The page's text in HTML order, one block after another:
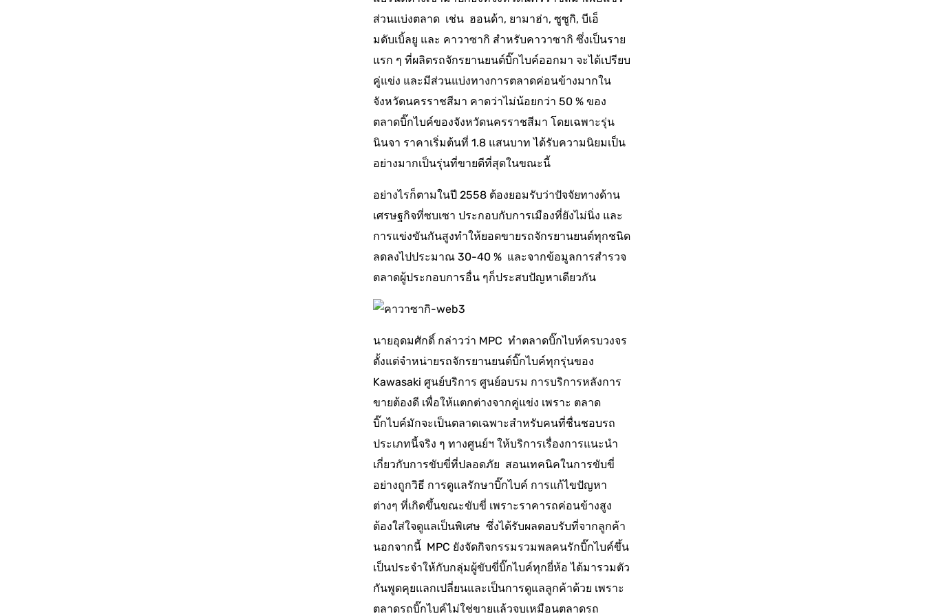
ส่วนแบ่งตลาด เช่น ฮอนด้า, ยามาฮ่า, ซูซูกิ, บีเอ็
มดับเบิ้ลยู และ คาวาซากิ สำหรับคาวาซากิ ซึ่งเป็นราย
แรก ๆ ที่ผลิตรถจักรยานยนต์บิ๊กไบค์ออกมา จะได้เปรียบ
คู่แข่ง และมีส่วนแบ่งทางการตลาดค่อนข้างมากใน
จังหวัดนครราชสีมา คาดว่าไม่น้อยกว่า 50 % ของ
ตลาดบิ๊กไบค์ของจังหวัดนครราชสีมา โดยเฉพาะรุ่น
นินจา ราคาเริ่มต้นที่ 1.8 แสนบาท ได้รับความนิยมเป็น
อย่างมากเป็นรุ่นที่ขายดีที่สุดในขณะนี้
อย่างไรก็ตามในปี 2558 ต้องยอมรับว่าปัจจัยทางด้าน
เศรษฐกิจที่ซบเซา ประกอบกับการเมืองที่ยังไม่นิ่ง และ
การแข่งขันกันสูงทำให้ยอดขายรถจักรยานยนต์ทุกชนิด
ลดลงไปประมาณ 30-40 % และจากข้อมูลการสำรวจ
ตลาดผู้ประกอบการอื่น ๆก็ประสบปัญหาเดียวกัน
นายอุดมศักดิ์ กล่าวว่า MPC ทำตลาดบิ๊กไบท์ครบวงจร
ตั้งแต่จำหน่ายรถจักรยานยนต์บิ๊กไบค์ทุกรุ่นของ
Kawasaki ศูนย์บริการ ศูนย์อบรม การบริการหลังการ
ขายต้องดี เพื่อให้แตกต่างจากคู่แข่ง เพราะ ตลาด
บิ๊กไบค์มักจะเป็นตลาดเฉพาะสำหรับคนที่ชื่นชอบรถ
ประเภทนี้จริง ๆ ทางศูนย์ฯ ให้บริการเรื่องการแนะนำ
เกี่ยวกับการขับขี่ที่ปลอดภัย สอนเทคนิคในการขับขี่
อย่างถูกวิธี การดูแลรักษาบิ๊กไบค์ การแก้ไขปัญหา
ต่างๆ ที่เกิดขึ้นขณะขับขี่ เพราะราคารถค่อนข้างสูง
ต้องใส่ใจดูแลเป็นพิเศษ ซึ่งได้รับผลตอบรับที่จากลูกค้า
นอกจากนี้ MPC ยังจัดกิจกรรมรวมพลคนรักบิ๊กไบค์ขึ้น
เป็นประจำให้กับกลุ่มผู้ขับขี่บิ๊กไบค์ทุกยี่ห้อ ได้มารวมตัว
กันพูดคุยแลกเปลี่ยนและเป็นการดูแลลูกค้าด้วย เพราะ
ตลาดรถบิ๊กไบค์ไม่ใช่ขายแล้วจบเหมือนตลาดรถ